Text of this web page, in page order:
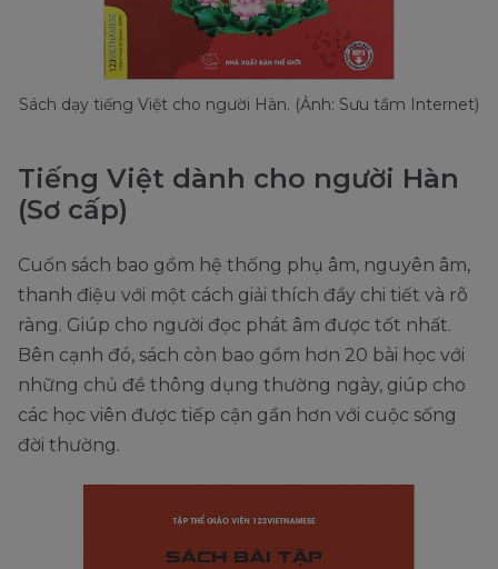
Sách dạy tiếng Việt cho người Hàn. (Ảnh: Sưu tầm Internet)
Tiếng Việt dành cho người Hàn
(Sơ cấp)
Cuốn sách bao gồm hệ thống phụ âm, nguyên âm,
thanh điệu với một cách giải thích đầy chi tiết và rõ
ràng. Giúp cho người đọc phát âm được tốt nhất.
Bên cạnh đó, sách còn bao gồm hơn 20 bài học với
những chủ đề thông dụng thường ngày, giúp cho
các học viên được tiếp cận gần hơn với cuộc sống
đời thường.